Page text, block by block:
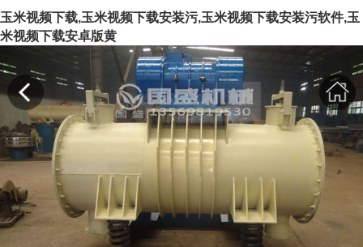
玉米视频下载,玉米视频下载安装污,玉米视频下载安装污软件,玉
米视频下载安卓版黄